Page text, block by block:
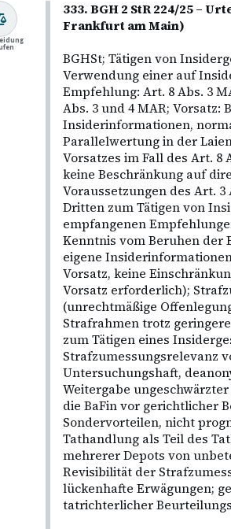
333. BGH 2 StR 224/25 –
Frankfurt am Main)
BGHSt; Tätigen von
Verwendung einer auf
Empfehlung: Art. 8 Abs. 3
Abs. 3 und 4 MAR;
Insiderinformationen,
Parallelwertung in der
Vorsatzes im Fall des Art. 8
keine Beschränkung auf
Voraussetzungen des Art. 3
Dritten zum Tätigen von
empfangenen
Kenntnis vom Beruhen
eigene
Vorsatz, keine
Vorsatz erforderlich);
(unrechtmäßige
Strafrahmen trotz
zum Tätigen eines
Strafzumessungsrelevanz
Untersuchungshaft,
Weitergabe
die BaFin vor gerichtlicher
Sondervorteilen, nicht
Tathandlung als Teil des
mehrerer Depots von
Revisibilität der
lückenhafte Erwägungen;
tatrichterlicher